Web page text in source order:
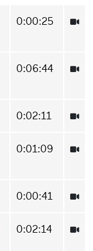
0:00:25
0:06:44
0:02:11
0:01:09
0:00:41
0:02:14